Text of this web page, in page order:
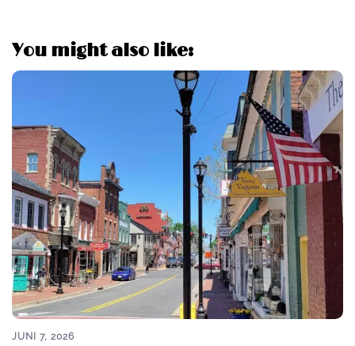
You might also like:
JUNI 7, 2026